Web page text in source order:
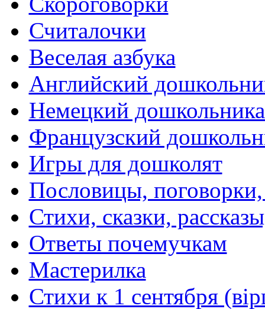
Считалочки
Веселая азбука
Английский
Немецкий
Французский
Игры для дошколят
Пословицы,
Стихи, сказки,
Ответы почемучкам
Мастерилка
Стихи к 1 сентября